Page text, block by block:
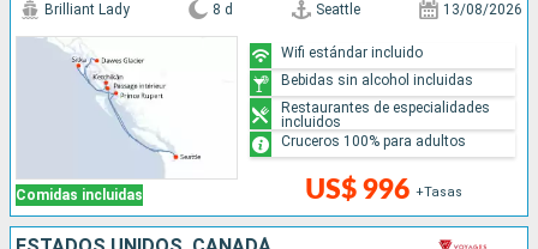
Comidas incluidas
Brilliant Lady 8 d Seattle 13/08/2026
US$ 996 +Tasas
Wifi estándar incluido
Bebidas sin alcohol incluidas
Restaurantes de especialidades
incluidos
Cruceros 100% para adultos